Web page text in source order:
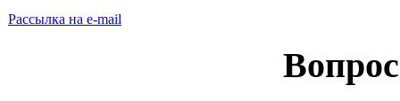
Рассылка на e-mail